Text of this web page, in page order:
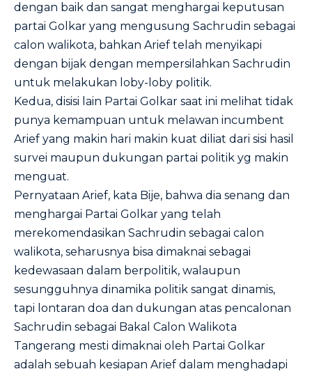
dengan baik dan sangat menghargai keputusan
partai Golkar yang mengusung Sachrudin sebagai
calon walikota, bahkan Arief telah menyikapi
dengan bijak dengan mempersilahkan Sachrudin
untuk melakukan loby-loby politik.
Kedua, disisi lain Partai Golkar saat ini melihat tidak
punya kemampuan untuk melawan incumbent
Arief yang makin hari makin kuat diliat dari sisi hasil
survei maupun dukungan partai politik yg makin
menguat.
Pernyataan Arief, kata Bije, bahwa dia senang dan
menghargai Partai Golkar yang telah
merekomendasikan Sachrudin sebagai calon
walikota, seharusnya bisa dimaknai sebagai
kedewasaan dalam berpolitik, walaupun
sesungguhnya dinamika politik sangat dinamis,
tapi lontaran doa dan dukungan atas pencalonan
Sachrudin sebagai Bakal Calon Walikota
Tangerang mesti dimaknai oleh Partai Golkar
adalah sebuah kesiapan Arief dalam menghadapi